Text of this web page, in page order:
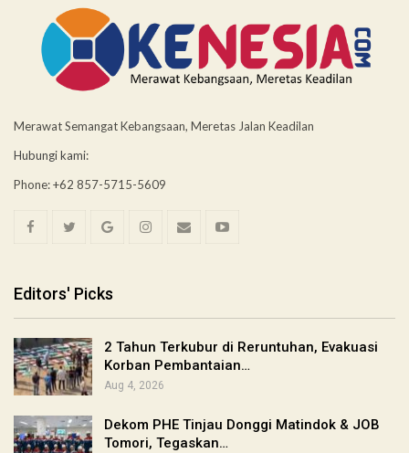
Merawat Semangat Kebangsaan, Meretas Jalan Keadilan
Hubungi kami:
Phone: +62 857-5715-5609
Editors' Picks
2 Tahun Terkubur di Reruntuhan, Evakuasi
Korban Pembantaian…
Aug 4, 2026
Dekom PHE Tinjau Donggi Matindok & JOB
Tomori, Tegaskan…